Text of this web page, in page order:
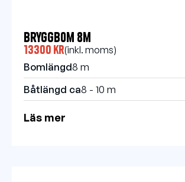
Bryggbom 8m
13300 kr(inkl. moms)
Bomlängd8 m
Båtlängd ca8 - 10 m
Läs mer